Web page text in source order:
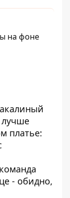
на фоне
лучше
платье:
- обидно,